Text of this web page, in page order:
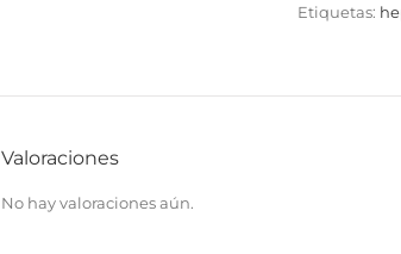
Etiquetas:
Valoraciones
No hay valoraciones aún.